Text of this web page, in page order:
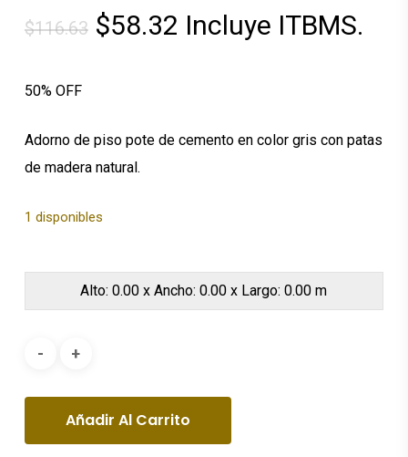
$116.63 El
$116.63.
$58.32 El
$58.32.
Incluye ITBMS.
50% OFF
Adorno de piso pote de cemento en color gris con patas
de madera natural.
1 disponibles
Alto: 0.00 x Ancho: 0.00 x Largo: 0.00 m
Añadir Al Carrito